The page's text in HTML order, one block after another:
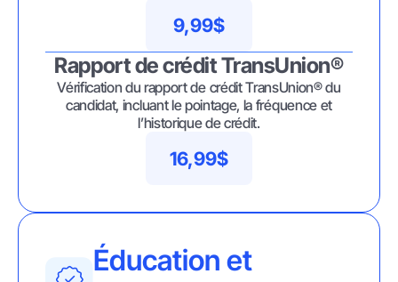
9,99$
Rapport de crédit TransUnion®
Vérification du rapport de crédit TransUnion® du
candidat, incluant le pointage, la fréquence et
l’historique de crédit.
16,99$
Éducation et